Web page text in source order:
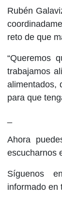
Rubén
reto de que
“Queremos
trabajamos
alimentados,
para que
Ahora
escucharnos
Síguenos en
informado en